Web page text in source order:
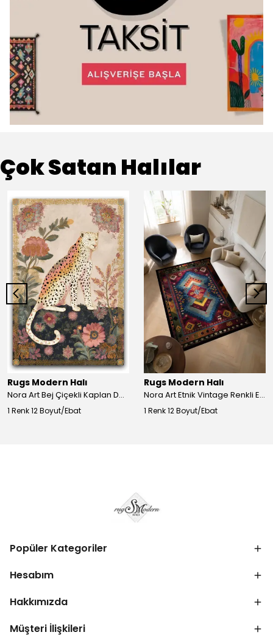
Çok Satan Halılar
Rugs Modern Halı
Nora Art Bej Çiçekli Kaplan Desenli Dokuma Taban Dekoratif Salon Halısı 61
1 Renk 12 Boyut/Ebat
Rugs Modern Halı
Nora Art Etnik Vintage Renkli Eskitme Dokuma Taban Dekoratif Salon Halısı 63
1 Renk 12 Boyut/Ebat
Popüler Kategoriler
Hesabım
Hakkımızda
Müşteri İlişkileri